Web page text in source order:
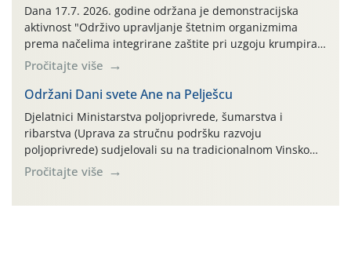
AGRONOM, ALBAUGH TKI* (PINUS […]
Dana 17.7. 2026. godine održana je demonstracijska
aktivnost "Održivo upravljanje štetnim organizmima
prema načelima integrirane zaštite pri uzgoju krumpira"
na pokusnom polju "Poredje", kraj naselja Belica (ARKOD
parcela ID 2445031) (središnji dio Međimurske županije).
Pročitajte više
Održani Dani svete Ane na Pelješcu
Djelatnici Ministarstva poljoprivrede, šumarstva i
ribarstva (Uprava za stručnu podršku razvoju
poljoprivrede) sudjelovali su na tradicionalnom Vinskom
forumu, održanom 24.07.2026. godine u Domu vinarske
tradicije u Putnikovićima na poluotoku Pelješcu, u
Pročitajte više